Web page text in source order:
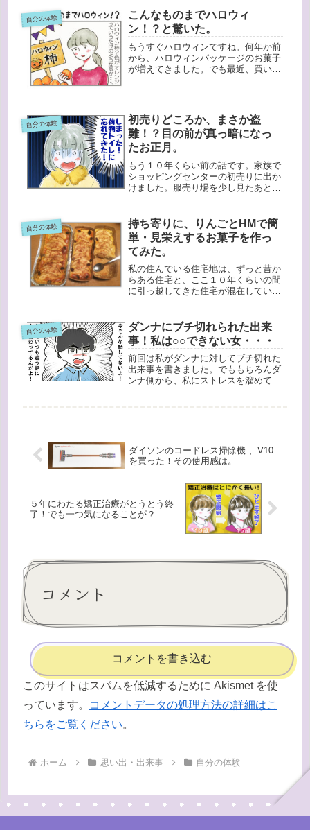
校生の長女だけ１万円で、中学生次女
と小学生長男は５千円と同額だったか
ら...
自分の体験
こんなものまでハロウィ
ン！？と驚いた。
もうすぐハロウィンですね。何年か前
から、ハロウィンパッケージのお菓子
が増えてきました。でも最近、買い物
くと「ハロウィン柿」という柿が目に
入...
自分の体験
初売りどころか、まさか盗
難！？目の前が真っ暗になっ
たお正月。
もう１０年くらい前の話です。家族で
ショッピングセンターの初売りに出か
けました。服売り場を少し見たあと、
はおしっこでも座らせないといけない
し、特に冬は厚着していたりタイツを
履...
自分の体験
持ち寄りに、りんごとHMで簡
単・見栄えするお菓子を作っ
てみた。
私の住んでいる住宅地は、ずっと昔か
らある住宅と、ここ１０年くらいの間
に引っ越してきた住宅が混在していま
れが多くて、住人同士で年に１回くら
いBBQやランチなどをしています。
先...
自分の体験
ダンナにブチ切れられた出来
事！私は○○できない女・・・
前回は私がダンナに対してブチ切れた
出来事を書きました。でももちろんダ
ンナ側から、私にストレスを溜めてい
ダイソンのコードレス掃除機 、V10
を買った！その使用感は。
５年にわたる矯正治療がとうとう終
了！でも一つ気になることが？
コメント
コメントを書き込む
このサイトはスパムを低減するために Akismet を使
っています。
コメントデータの処理方法の詳細はこ
ちらをご覧ください。
ホーム 思い出・出来事 自分の体験